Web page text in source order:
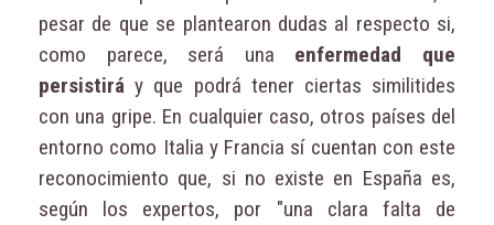
pesar de que se plantearon dudas al respecto si,
como parece, será una enfermedad que
persistiráy que podrá tener ciertas similitides
con una gripe. En cualquier caso, otros países del
entorno como Italia y Francia sí cuentan con este
reconocimiento que, si no existe en España es,
según los expertos, por "una clara falta de